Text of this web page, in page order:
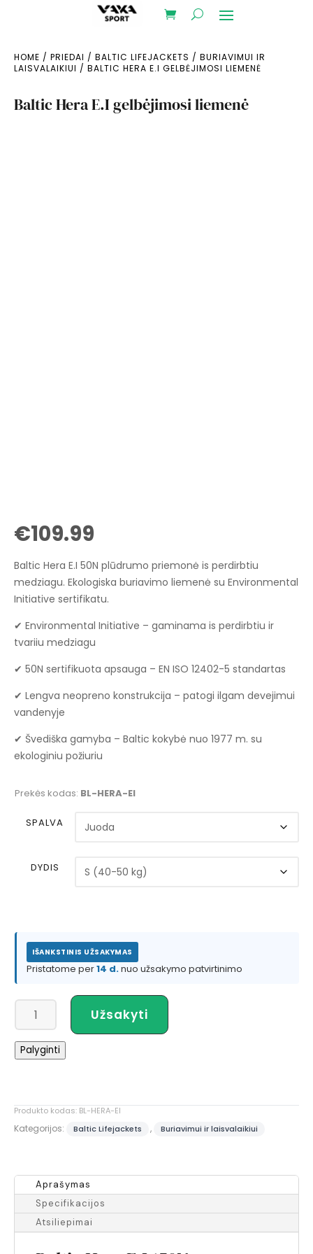
HOME / PRIEDAI / BALTIC LIFEJACKETS / BURIAVIMUI IR
LAISVALAIKIUI / BALTIC HERA E.I GELBĖJIMOSI LIEMENĖ
Baltic Hera E.I gelbėjimosi liemenė
€109.99
Baltic Hera E.I 50N plūdrumo priemonė is perdirbtiu
medziagu. Ekologiska buriavimo liemenė su Environmental
Initiative sertifikatu.
✔ Environmental Initiative – gaminama is perdirbtiu ir
tvariiu medziagu
✔ 50N sertifikuota apsauga – EN ISO 12402-5 standartas
✔ Lengva neopreno konstrukcija – patogi ilgam devejimui
vandenyje
✔ Švediška gamyba – Baltic kokybė nuo 1977 m. su
ekologiniu požiuriu
Prekės kodas: BL-HERA-EI
SPALVA
DYDIS
IŠANKSTINIS UŽSAKYMAS
Pristatome per14 d.nuo užsakymo patvirtinimo
kiekis:
Baltic
Hera
liemenė
Užsakyti
Palyginti
Produkto kodas: BL-HERA-EI
Kategorijos: Baltic Lifejackets , Buriavimui ir laisvalaikiui
Aprašymas
Specifikacijos
Atsiliepimai